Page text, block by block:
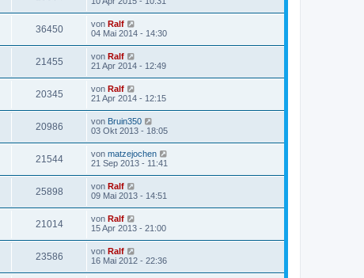
36450 von Ralf
04 Mai 2014 - 14:30
21455 von Ralf
21 Apr 2014 - 12:49
20345 von Ralf
21 Apr 2014 - 12:15
20986 von Bruin350
03 Okt 2013 - 18:05
21544 von matzejochen
21 Sep 2013 - 11:41
25898 von Ralf
09 Mai 2013 - 14:51
21014 von Ralf
15 Apr 2013 - 21:00
23586 von Ralf
16 Mai 2012 - 22:36